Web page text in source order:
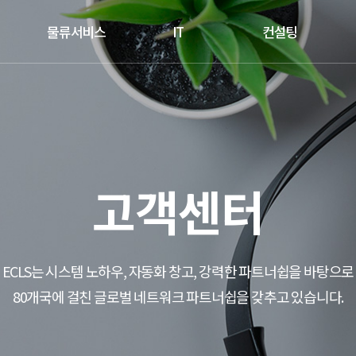
물류서비스 IT 컨설팅
고객센터
ECLS는 시스템 노하우, 자동화 창고, 강력한 파트너쉽을 바탕으로
80개국에 걸친 글로벌 네트워크 파트너쉽을 갖추고 있습니다.